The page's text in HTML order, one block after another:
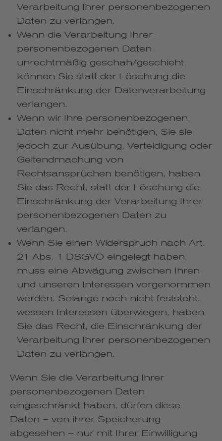
Verarbeitung Ihrer personenbezogenen
Daten zu verlangen.
Wenn die Verarbeitung Ihrer
personenbezogenen Daten
unrechtmäßig geschah/geschieht,
können Sie statt der Löschung die
Einschränkung der Datenverarbeitung
verlangen.
Wenn wir Ihre personenbezogenen
Daten nicht mehr benötigen, Sie sie
jedoch zur Ausübung, Verteidigung oder
Geltendmachung von
Rechtsansprüchen benötigen, haben
Sie das Recht, statt der Löschung die
Einschränkung der Verarbeitung Ihrer
personenbezogenen Daten zu
verlangen.
Wenn Sie einen Widerspruch nach Art.
21 Abs. 1 DSGVO eingelegt haben,
muss eine Abwägung zwischen Ihren
und unseren Interessen vorgenommen
werden. Solange noch nicht feststeht,
wessen Interessen überwiegen, haben
Sie das Recht, die Einschränkung der
Verarbeitung Ihrer personenbezogenen
Daten zu verlangen.
Wenn Sie die Verarbeitung Ihrer
personenbezogenen Daten
eingeschränkt haben, dürfen diese
Daten – von ihrer Speicherung
abgesehen – nur mit Ihrer Einwilligung